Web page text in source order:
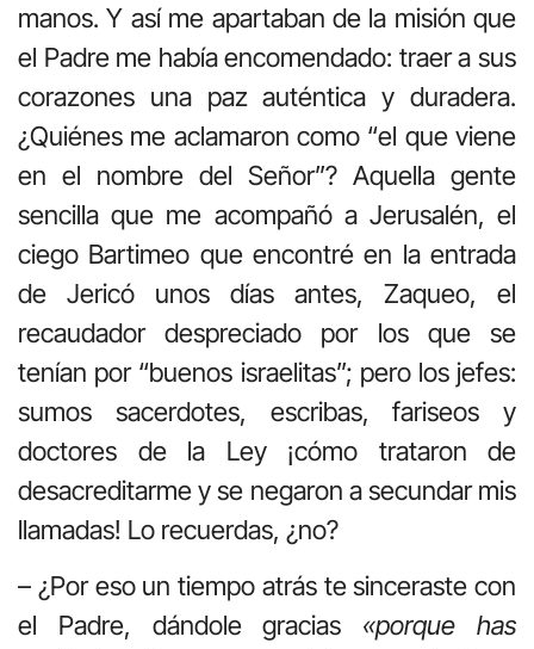
manos. Y así me apartaban de la misión que
el Padre me había encomendado: traer a sus
corazones una paz auténtica y duradera.
¿Quiénes me aclamaron como “el que viene
en el nombre del Señor”? Aquella gente
sencilla que me acompañó a Jerusalén, el
ciego Bartimeo que encontré en la entrada
de Jericó unos días antes, Zaqueo, el
recaudador despreciado por los que se
tenían por “buenos israelitas”; pero los jefes:
sumos sacerdotes, escribas, fariseos y
doctores de la Ley ¡cómo trataron de
desacreditarme y se negaron a secundar mis
llamadas! Lo recuerdas, ¿no?
– ¿Por eso un tiempo atrás te sinceraste con
el Padre, dándole gracias «porque has